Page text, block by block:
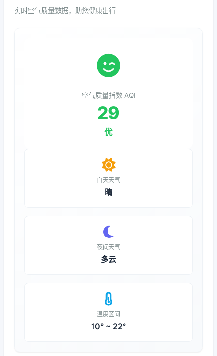
实时空气质量数据，助您健康出行
空气质量指数 AQI
29
优
白天天气
晴
夜间天气
多云
温度区间
10° ~ 22°